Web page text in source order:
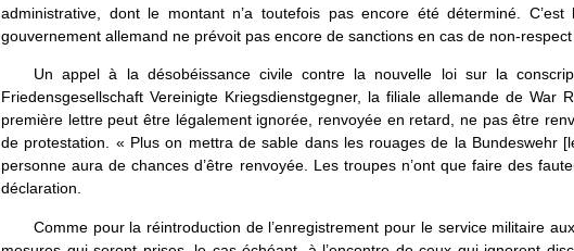
administrative, dont le montant n’a toutefois pas encore été déterminé.
gouvernement allemand ne prévoit pas encore de sanctions en cas de non-respect
Un appel à la désobéissance civile contre la nouvelle loi sur la
Friedensgesellschaft Vereinigte Kriegsdienstgegner, la filiale allemande de War
première lettre peut être légalement ignorée, renvoyée en retard, ne pas être
de protestation. « Plus on mettra de sable dans les rouages de la Bundeswehr
personne aura de chances d’être renvoyée. Les troupes n’ont que faire des
déclaration.
Comme pour la réintroduction de l’enregistrement pour le service militaire